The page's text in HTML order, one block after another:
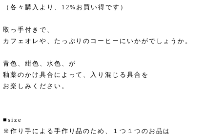
（各々購入より、12%お買い得です）
取っ手付きで、
カフェオレや、たっぷりのコーヒーにいかがでしょうか。
青色、紺色、水色、が
釉薬のかけ具合によって、入り混じる具合を
お楽しみください。
■size
※作り手による手作り品のため、１つ１つのお品は